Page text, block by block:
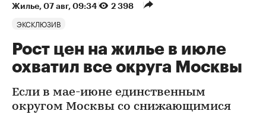
Жилье⁠, 07 авг, 09:34 2 398
ЭКСКЛЮЗИВ
Рост цен на жилье в июле
охватил все округа Москвы
Если в мае-июне единственным
округом Москвы со снижающимися